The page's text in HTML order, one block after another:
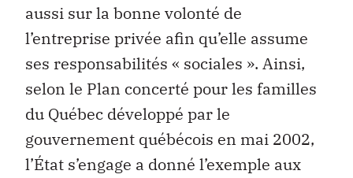
aussi sur la bonne volonté de
l’entreprise privée afin qu’elle assume
ses responsabilités « sociales ». Ainsi,
selon le Plan concerté pour les familles
du Québec développé par le
gouvernement québécois en mai 2002,
l’État s’engage a donné l’exemple aux